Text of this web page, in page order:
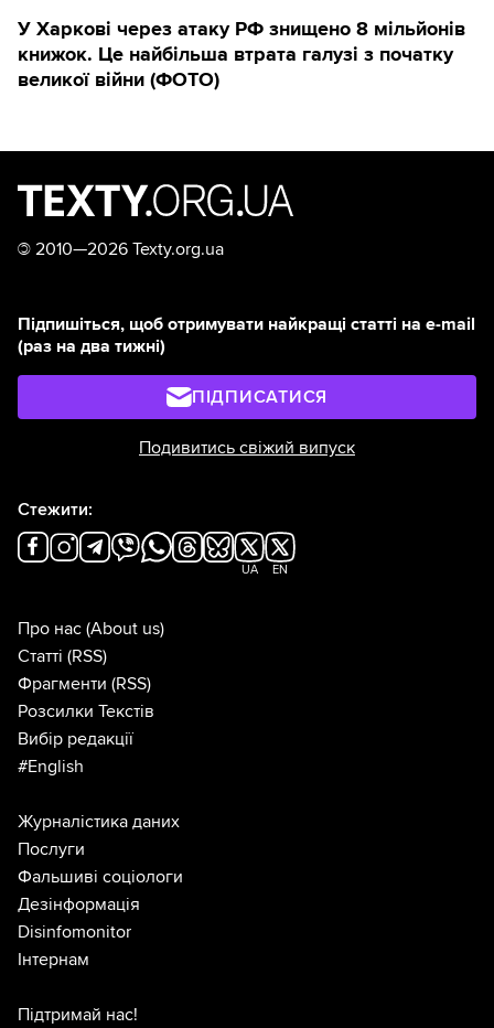
У Харкові через атаку РФ знищено 8 мільйонів
книжок. Це найбільша втрата галузі з початку
великої війни (ФОТО)
© 2010—2026 Texty.org.ua
Підпишіться, щоб отримувати найкращі статті на e-mail
(раз на два тижні)
ПІДПИСАТИСЯ
Подивитись свіжий випуск
Стежити:
UA EN
Про нас (About us)
Статті (RSS)
Фрагменти (RSS)
Розсилки Текстів
Вибір редакції
#English
Журналістика даних
Послуги
Фальшиві соціологи
Дезінформація
Disinfomonitor
Інтернам
Підтримай нас!